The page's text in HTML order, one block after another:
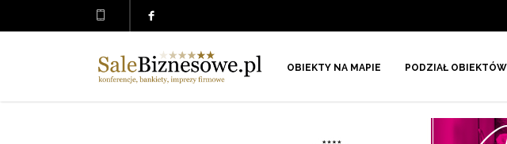
OBIEKTY NA MAPIE PODZIAŁ OBIEKTÓW